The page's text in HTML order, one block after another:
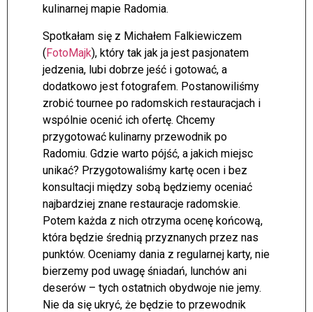
kulinarnej mapie Radomia.
Spotkałam się z Michałem Falkiewiczem
(FotoMajk), który tak jak ja jest pasjonatem
jedzenia, lubi dobrze jeść i gotować, a
dodatkowo jest fotografem. Postanowiliśmy
zrobić tournee po radomskich restauracjach i
wspólnie ocenić ich ofertę. Chcemy
przygotować kulinarny przewodnik po
Radomiu. Gdzie warto pójść, a jakich miejsc
unikać? Przygotowaliśmy kartę ocen i bez
konsultacji między sobą będziemy oceniać
najbardziej znane restauracje radomskie.
Potem każda z nich otrzyma ocenę końcową,
która będzie średnią przyznanych przez nas
punktów. Oceniamy dania z regularnej karty, nie
bierzemy pod uwagę śniadań, lunchów ani
deserów – tych ostatnich obydwoje nie jemy.
Nie da się ukryć, że będzie to przewodnik